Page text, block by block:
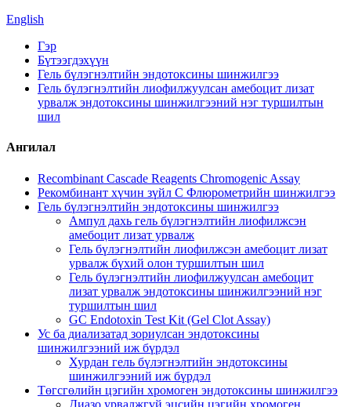
English
Гэр
Бүтээгдэхүүн
Гель бүлэгнэлтийн эндотоксины шинжилгээ
Гель бүлэгнэлтийн лиофилжуулсан амебоцит лизат
урвалж эндотоксины шинжилгээний нэг туршилтын
шил
Ангилал
Recombinant Cascade Reagents Chromogenic Assay
Рекомбинант хүчин зүйл C Флюрометрийн шинжилгээ
Гель бүлэгнэлтийн эндотоксины шинжилгээ
Ампул дахь гель бүлэгнэлтийн лиофилжсэн
амебоцит лизат урвалж
Гель бүлэгнэлтийн лиофилжсэн амебоцит лизат
урвалж бүхий олон туршилтын шил
Гель бүлэгнэлтийн лиофилжуулсан амебоцит
лизат урвалж эндотоксины шинжилгээний нэг
туршилтын шил
GC Endotoxin Test Kit (Gel Clot Assay)
Ус ба диализатад зориулсан эндотоксины
шинжилгээний иж бүрдэл
Хурдан гель бүлэгнэлтийн эндотоксины
шинжилгээний иж бүрдэл
Төгсгөлийн цэгийн хромоген эндотоксины шинжилгээ
Диазо урвалжгүй эцсийн цэгийн хромоген